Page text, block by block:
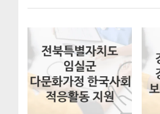
이
u
P
o
s
P
: